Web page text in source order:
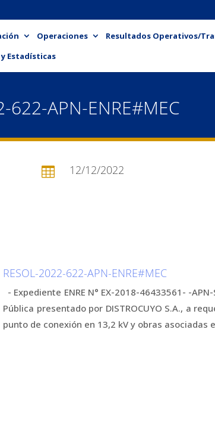
Operaciones Resultados Operativos/
Estadísticas
622-APN-ENRE#MEC
 12/12/2022
RESOL-2022-622-APN-ENRE#MEC
- Expediente ENRE N° EX-2018-46433561- -
Pública presentado por DISTROCUYO S.A., a
punto de conexión en 13,2 kV y obras asociadas